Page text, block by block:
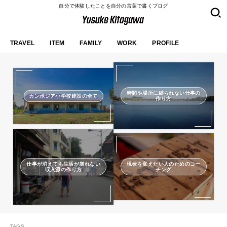
自分で体験したことを自分の言葉で書くブログ
TRAVEL ITEM FAMILY WORK PROFILE
カンボジア小学校建設の全て
時間や場所に縛られない仕事の
作り方
仕事が消えても生活が崩れない
収入源の作り方
現状を変えたい人のためのコー
チング